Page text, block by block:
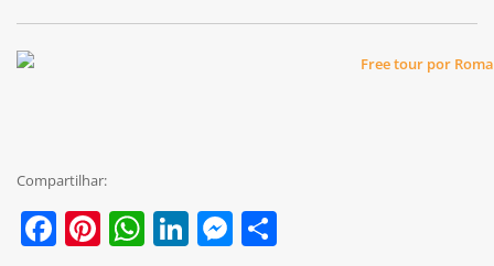
Compartilhar:
Facebook
Pinterest
WhatsApp
LinkedIn
Messenger